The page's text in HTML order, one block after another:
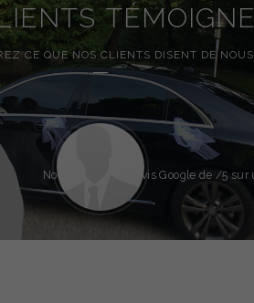
CE QUE NOS CLIENTS DISENT DE NOUS
Note globale des avis Google de /5 sur